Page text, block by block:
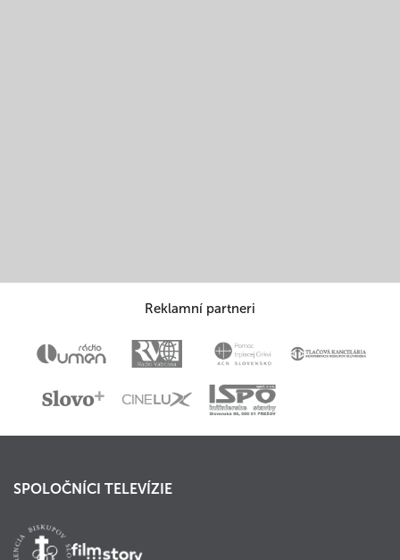
Reklamní partneri
SPOLOČNÍCI TELEVÍZIE